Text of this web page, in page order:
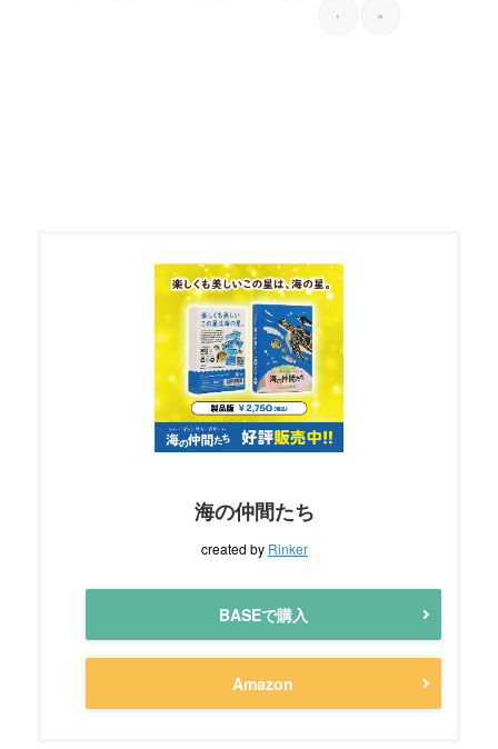
› »
海の仲間たち
created by Rinker
BASEで購入
Amazon